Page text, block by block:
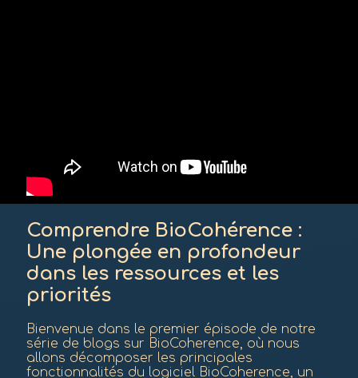
Comprendre BioCohérence :
Une plongée en profondeur
dans les ressources et les
priorités
Bienvenue dans le premier épisode de notre
série de blogs sur BioCoherence, où nous
allons décomposer les principales
fonctionnalités du logiciel BioCoherence, un